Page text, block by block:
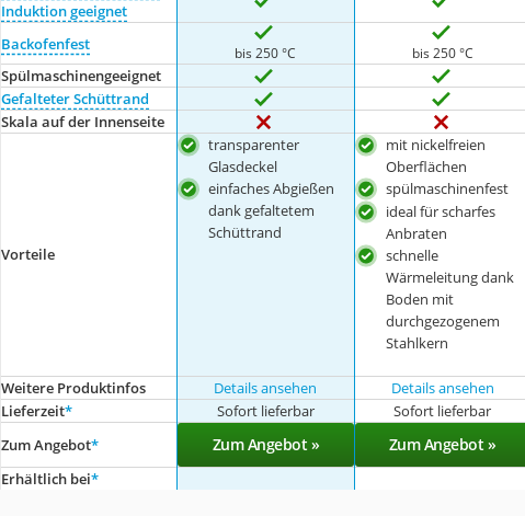
Induktion geeignet
Backofenfest
bis 250 °C bis 250 °C
Spülmaschinengeeignet
Gefalteter Schüttrand
Skala auf der Innenseite
Vorteile
transparenter
Glasdeckel
einfaches Abgießen
dank gefaltetem
Schüttrand
mit nickelfreien
Oberflächen
spülmaschinenfest
ideal für scharfes
Anbraten
schnelle
Wärmeleitung dank
Boden mit
durchgezogenem
Stahlkern
Weitere Produktinfos Details ansehen Details ansehen
Lieferzeit* Sofort lieferbar Sofort lieferbar
Zum Angebot* Zum Angebot » Zum Angebot »
Erhältlich bei*